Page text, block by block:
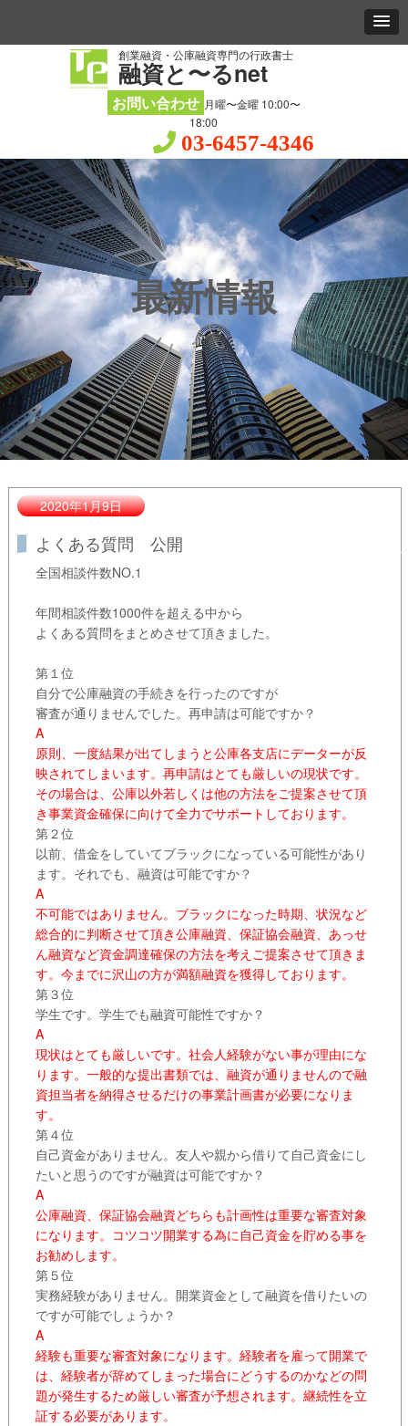
創業融資・公庫融資専門の行政書士
融資と〜るnet
お問い合わせ 月曜〜金曜 10:00〜
18:00
03-6457-4346
最新情報
2020年1月9日
よくある質問 公開
全国相談件数NO.1
年間相談件数1000件を超える中から
よくある質問をまとめさせて頂きました。
第１位
自分で公庫融資の手続きを行ったのですが
審査が通りませんでした。再申請は可能ですか？
A
原則、一度結果が出てしまうと公庫各支店にデーターが反
映されてしまいます。再申請はとても厳しいの現状です。
その場合は、公庫以外若しくは他の方法をご提案させて頂
き事業資金確保に向けて全力でサポートしております。
第２位
以前、借金をしていてブラックになっている可能性があり
ます。それでも、融資は可能ですか？
A
不可能ではありません。ブラックになった時期、状況など
総合的に判断させて頂き公庫融資、保証協会融資、あっせ
ん融資など資金調達確保の方法を考えご提案させて頂きま
す。今までに沢山の方が満額融資を獲得しております。
第３位
学生です。学生でも融資可能性ですか？
A
現状はとても厳しいです。社会人経験がない事が理由にな
ります。一般的な提出書類では、融資が通りませんので融
資担当者を納得させるだけの事業計画書が必要になりま
す。
第４位
自己資金がありません。友人や親から借りて自己資金にし
たいと思うのですが融資は可能ですか？
A
公庫融資、保証協会融資どちらも計画性は重要な審査対象
になります。コツコツ開業する為に自己資金を貯める事を
お勧めします。
第５位
実務経験がありません。開業資金として融資を借りたいの
ですが可能でしょうか？
A
経験も重要な審査対象になります。経験者を雇って開業で
は、経験者が辞めてしまった場合にどうするのかなどの問
題が発生するため厳しい審査が予想されます。継続性を立
証する必要があります。